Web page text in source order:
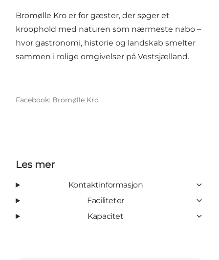
Bromølle Kro er for gæster, der søger et
kroophold med naturen som nærmeste nabo –
hvor gastronomi, historie og landskab smelter
sammen i rolige omgivelser på Vestsjælland.
Facebook: Bromølle Kro
Les mer
Kontaktinformasjon
Faciliteter
Kapacitet